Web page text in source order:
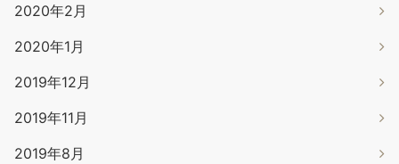
2020年2月
2020年1月
2019年12月
2019年11月
2019年8月